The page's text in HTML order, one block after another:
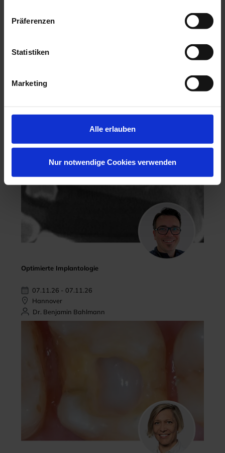
Präferenzen
Statistiken
Marketing
Alle erlauben
Nur notwendige Cookies verwenden
06.11.26 - 07.11.26
Dr. Hanni Lohmar
Optimierte Implantologie
07.11.26 - 07.11.26
Hannover
Dr. Benjamin Bahlmann